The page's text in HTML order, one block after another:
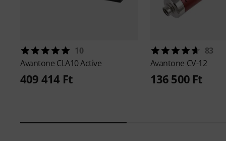
10
Avantone CLA10 Active
409 414 Ft
83
Avantone CV-12
136 500 Ft